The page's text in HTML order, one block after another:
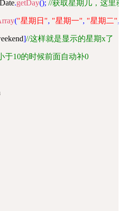
.getDay(); //获取星期几，这里
("星期日", "星期一", "星期二",
]//这样就是显示的星期x了
于10的时候前面自动补0